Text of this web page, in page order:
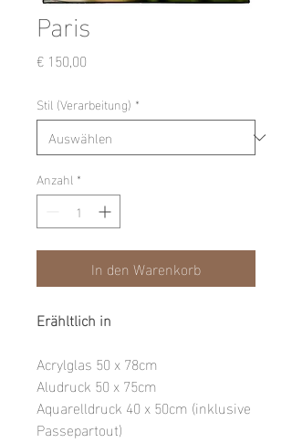
Paris
€ 150,00
Stil (Verarbeitung) *
Anzahl *
In den Warenkorb
Erähltlich in
Acrylglas 50 x 78cm
Aludruck 50 x 75cm
Aquarelldruck 40 x 50cm (inklusive
Passepartout)